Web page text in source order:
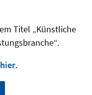
Titel „Künstliche
hier.